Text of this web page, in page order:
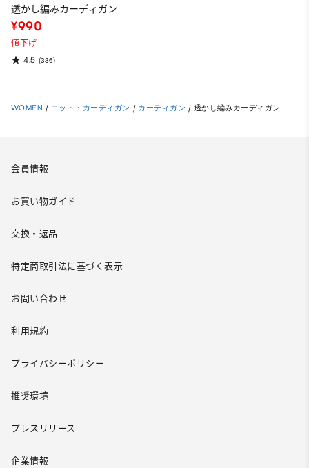
透かし編みカーディガン
¥990
値下げ
4.5 (336)
WOMEN / ニット・カーディガン / カーディガン / 透かし編みカーディガン
会員情報
お買い物ガイド
交換・返品
特定商取引法に基づく表示
お問い合わせ
利用規約
プライバシーポリシー
推奨環境
プレスリリース
企業情報